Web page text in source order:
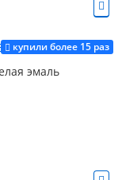
купили более 15 раз
эмаль